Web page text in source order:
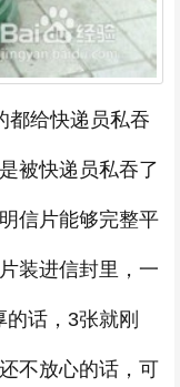
都给快递员私吞
被快递员私吞了
信片能够完整平
装进信封里，一
话，3张就刚
不放心的话，可